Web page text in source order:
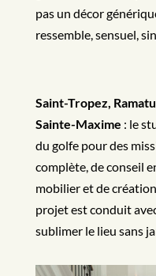
pas un décor
ressemble, sensuel,
Saint-Tropez,
Sainte-Maxime : le
du golfe pour des
complète, de conseil
mobilier et de
projet est conduit
sublimer le lieu sans